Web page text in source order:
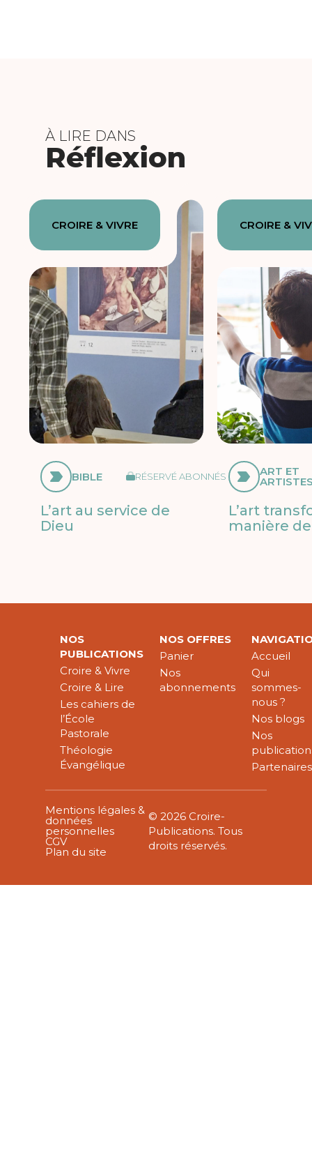
À LIRE DANS
Réflexion
CROIRE & VIVRE
BIBLE RÉSERVÉ ABONNÉS
L’art au service de
Dieu
CROIRE &
ART ET
L’art
manière
NOS
PUBLICATIONS
Croire & Vivre
Croire & Lire
Les cahiers de
l’École
Pastorale
Théologie
Évangélique
NOS OFFRES
Panier
Nos
abonnements
Accueil
Qui
sommes-
nous ?
Nos blogs
Nos
Partenaires
Mentions légales &
données
personnelles
CGV
Plan du site
© 2026 Croire-
Publications. Tous
droits réservés.